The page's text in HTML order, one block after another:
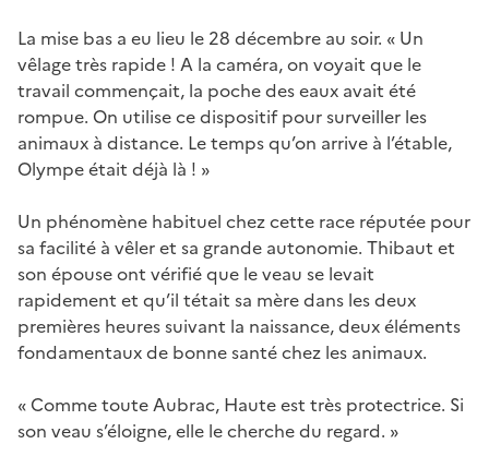
La mise bas a eu lieu le 28 décembre au soir. « Un
vêlage très rapide ! A la caméra, on voyait que le
travail commençait, la poche des eaux avait été
rompue. On utilise ce dispositif pour surveiller les
animaux à distance. Le temps qu’on arrive à l’étable,
Olympe était déjà là ! »
Un phénomène habituel chez cette race réputée pour
sa facilité à vêler et sa grande autonomie. Thibaut et
son épouse ont vérifié que le veau se levait
rapidement et qu’il tétait sa mère dans les deux
premières heures suivant la naissance, deux éléments
fondamentaux de bonne santé chez les animaux.
« Comme toute Aubrac, Haute est très protectrice. Si
son veau s’éloigne, elle le cherche du regard. »